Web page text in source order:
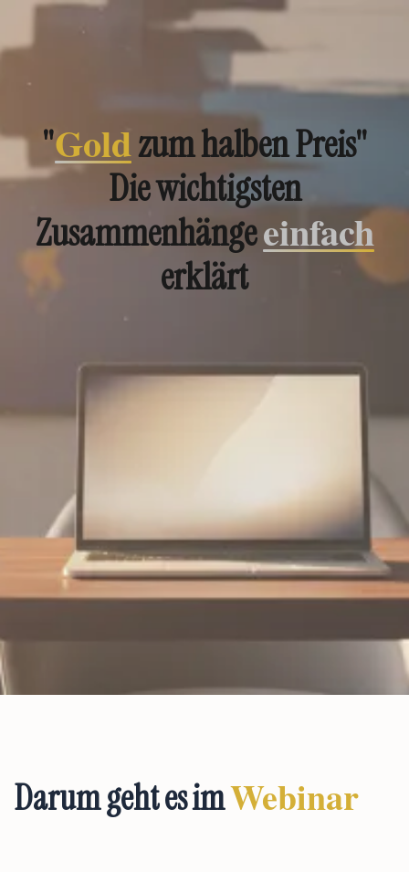
"Goldzum halben Preis"
Die wichtigsten
Zusammenhängeeinfach
erklärt
Darum geht es imWebinar